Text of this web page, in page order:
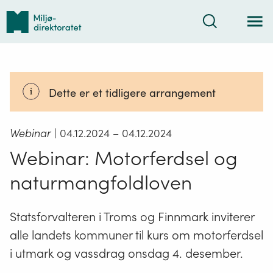
Tilbake
forsiden
Søk
Dette er et tidligere arrangement
Webinar | 04.12.2024 – 04.12.2024
Webinar: Motorferdsel og
naturmangfoldloven
Statsforvalteren i Troms og Finnmark inviterer
alle landets kommuner til kurs om motorferdsel
i utmark og vassdrag onsdag 4. desember.